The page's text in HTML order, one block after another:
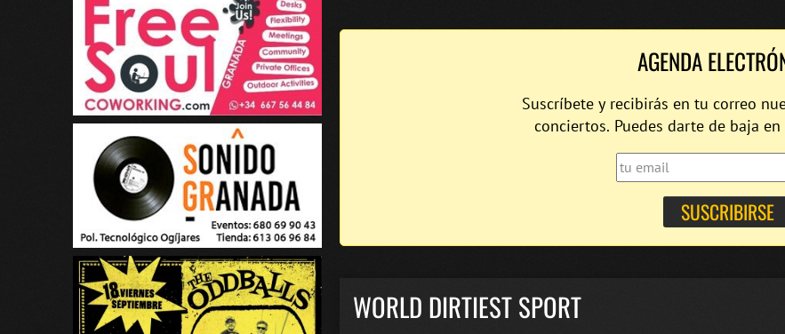
AGENDA
Suscríbete y recibirás en tu correo
conciertos. Puedes darte de baja
WORLD DIRTIEST SPORT